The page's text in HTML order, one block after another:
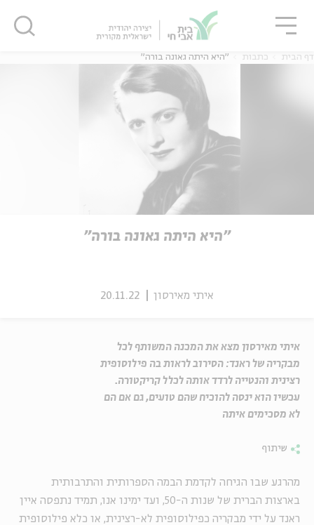
אנגלית
אנגלית
דף הבית כתבות "היא היתה גאונה בורה"
"היא היתה גאונה בורה"
איתי מאירסון 20.11.22
איתי מאירסון מצא את המכנה המשותף לכל
מבקריה של ראנד: הסירוב לראות בה פילוסופית
רצינית והנטייה לרדד אותה לכלל קריקטורה.
עכשיו הוא ינסה להוכיח שהם טועים, גם אם הם
לא מסכימים איתה
שיתוף
מהרגע שבו הגיחה לקדמת הבמה הספרותית והתרבותית
בארצות הברית של שנות ה-50, ועד ימינו אנו, תמיד נתפסה איין
ראנד על ידי מבקריה כפילוסופית לא-רצינית, או כלא פילוסופית
סגור